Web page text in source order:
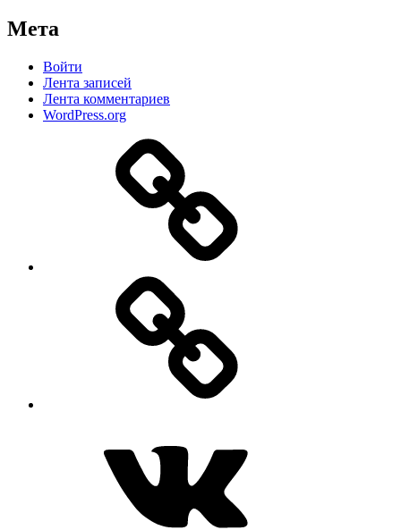
Мета
Войти
Лента записей
Лента комментариев
WordPress.org